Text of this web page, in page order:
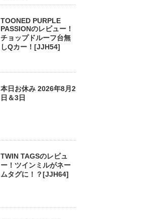
TOONED PURPLE
PASSIONのレビュー！
チョップドルーフ台無
しQカー！[JJH54]
本日お休み 2026年8月2
日＆3日
TWIN TAGSのレビュ
ー！ツインミルがネー
ムタグに！？[JJH64]